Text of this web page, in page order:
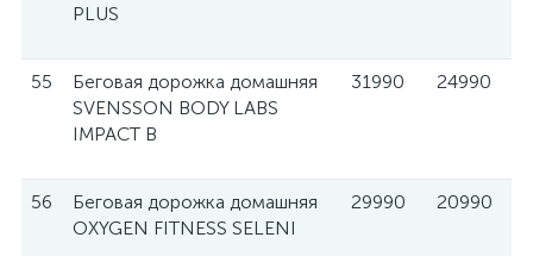
PLUS
55
Беговая дорожка домашняя
SVENSSON BODY LABS
IMPACT B
31990 24990
56
Беговая дорожка домашняя
OXYGEN FITNESS SELENI
29990 20990